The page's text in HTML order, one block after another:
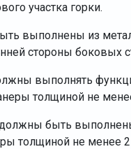
участка горки.
выполнены из
стороны боковых
выполнять
толщиной не
быть
толщиной не менее